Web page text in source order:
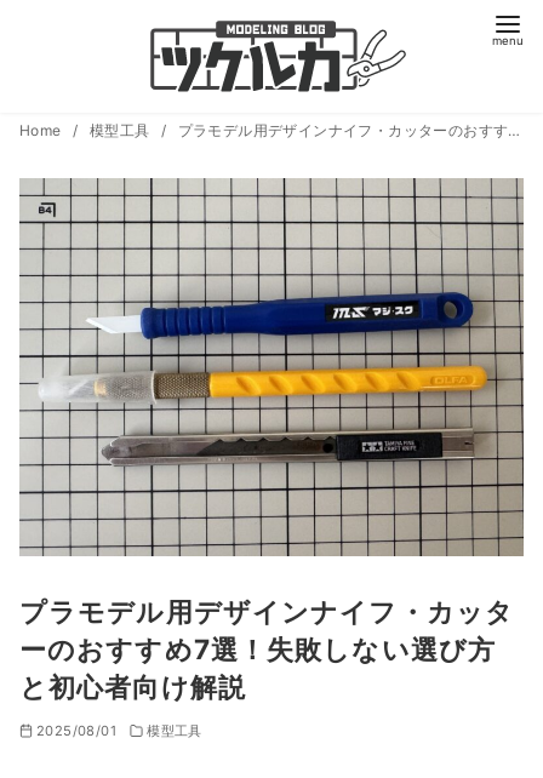
Home 模型工具 プラモデル用デザインナイフ・カッターのおすすめ7選！失敗しない選び方と初心者向け解説
プラモデル用デザインナイフ・カッタ
ーのおすすめ7選！失敗しない選び方
と初心者向け解説
2025/08/01 模型工具